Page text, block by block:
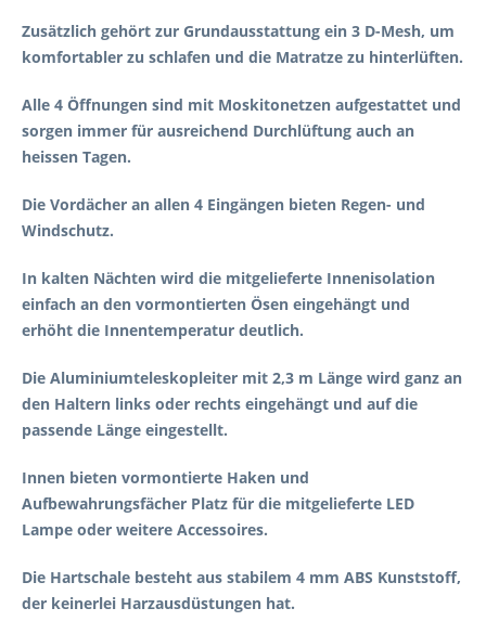
Zusätzlich gehört zur Grundausstattung ein 3 D-Mesh, um
komfortabler zu schlafen und die Matratze zu hinterlüften.
Alle 4 Öffnungen sind mit Moskitonetzen aufgestattet und
sorgen immer für ausreichend Durchlüftung auch an
heissen Tagen.
Die Vordächer an allen 4 Eingängen bieten Regen- und
Windschutz.
In kalten Nächten wird die mitgelieferte Innenisolation
einfach an den vormontierten Ösen eingehängt und
erhöht die Innentemperatur deutlich.
Die Aluminiumteleskopleiter mit 2,3 m Länge wird ganz an
den Haltern links oder rechts eingehängt und auf die
passende Länge eingestellt.
Innen bieten vormontierte Haken und
Aufbewahrungsfächer Platz für die mitgelieferte LED
Lampe oder weitere Accessoires.
Die Hartschale besteht aus stabilem 4 mm ABS Kunststoff,
der keinerlei Harzausdüstungen hat.